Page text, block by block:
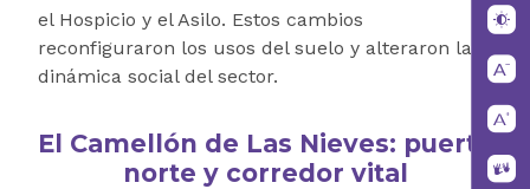
el Hospicio y el Asilo. Estos cambios
reconfiguraron los usos del suelo y alteraron la
dinámica social del sector.
El Camellón de Las Nieves: puerta
norte y corredor vital